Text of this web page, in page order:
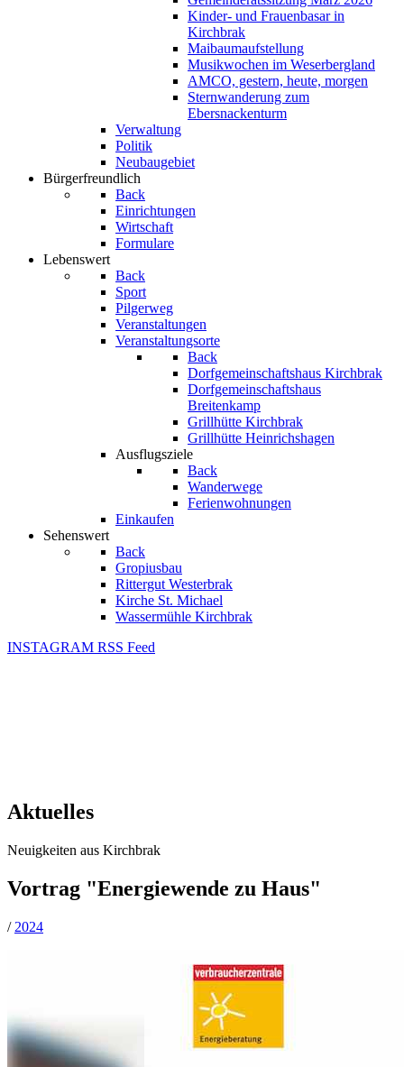
Kinder- und Frauenbasar in
Kirchbrak
Maibaumaufstellung
Musikwochen im Weserbergland
AMCO, gestern, heute, morgen
Sternwanderung zum
Ebersnackenturm
Verwaltung
Politik
Neubaugebiet
Bürgerfreundlich
Back
Einrichtungen
Wirtschaft
Formulare
Lebenswert
Back
Sport
Pilgerweg
Veranstaltungen
Veranstaltungsorte
Back
Dorfgemeinschaftshaus Kirchbrak
Dorfgemeinschaftshaus
Breitenkamp
Grillhütte Kirchbrak
Grillhütte Heinrichshagen
Ausflugsziele
Back
Wanderwege
Ferienwohnungen
Einkaufen
Sehenswert
Back
Gropiusbau
Rittergut Westerbrak
Kirche St. Michael
Wassermühle Kirchbrak
INSTAGRAM RSS Feed
Aktuelles
Neuigkeiten aus Kirchbrak
Vortrag "Energiewende zu Haus"
/ 2024